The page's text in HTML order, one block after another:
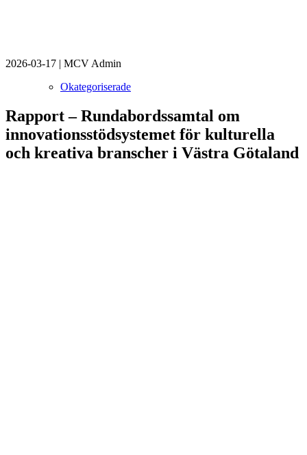
2026-03-17 | MCV Admin
Okategoriserade
Rapport – Rundabordssamtal om
innovationsstödsystemet för kulturella
och kreativa branscher i Västra Götaland